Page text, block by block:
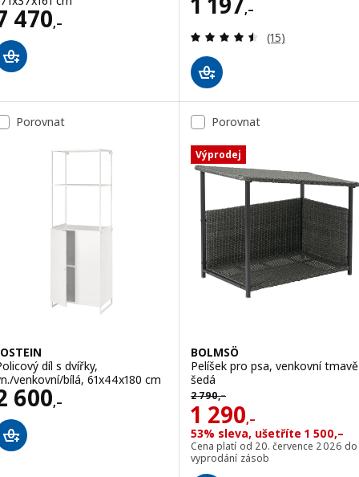
470,–
7470,– ,–
Recenze: 4.5 z
(15)
Porovnat
díl s dvířky,
venkovní/bílá, 61x44x180 cm
600,–
2600,–
Porovnat
Výprodej
BOLMSÖ
Pelíšek pro psa, venkovní tmavě
šedá
2 790,–
Původní cena 2790,–
1 290,–
Cena 1290,–
53% sleva, ušetříte 1 500,–
Cena platí od 20. července 2026 do
vyprodání zásob